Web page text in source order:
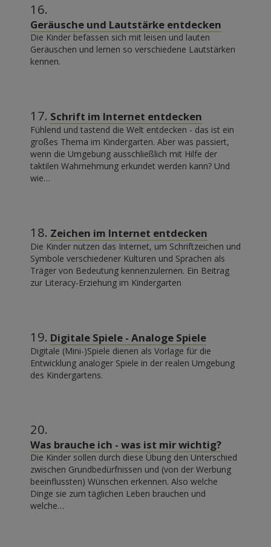
16.
Geräusche und Lautstärke entdecken
Die Kinder befassen sich mit leisen und lauten
Geräuschen und lernen so verschiedene Lautstärken
kennen.
17. Schrift im Internet entdecken
Fühlend und tastend die Welt entdecken - das ist ein
großes Thema im Kindergarten. Aber was passiert,
wenn die Umgebung ausschließlich mit Hilfe der
taktilen Wahrnehmung erkundet werden kann? Und
wie…
18. Zeichen im Internet entdecken
Die Kinder nutzen das Internet, um Schriftzeichen und
Symbole verschiedener Kulturen und Sprachen als
Träger von Bedeutung kennenzulernen. Ein Beitrag
zur Literacy-Erziehung im Kindergarten
19. Digitale Spiele - Analoge Spiele
Digitale (Mini-)Spiele dienen als Vorlage für die
Entwicklung analoger Spiele in der realen Umgebung
des Kindergartens.
20.
Was brauche ich - was ist mir wichtig?
Die Kinder sollen durch diese Übung den Unterschied
zwischen Grundbedürfnissen und (von der Werbung
beeinflussten) Wünschen erkennen. Also welche
Dinge sie zum täglichen Leben brauchen und
welche…